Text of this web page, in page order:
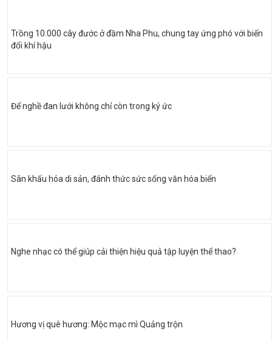
Trồng 10.000 cây đước ở đầm Nha Phu, chung tay ứng phó với biến
đổi khí hậu
Để nghề đan lưới không chỉ còn trong ký ức
Sân khấu hóa di sản, đánh thức sức sống văn hóa biển
Nghe nhạc có thể giúp cải thiện hiệu quả tập luyện thể thao?
Hương vị quê hương: Mộc mạc mì Quảng trộn